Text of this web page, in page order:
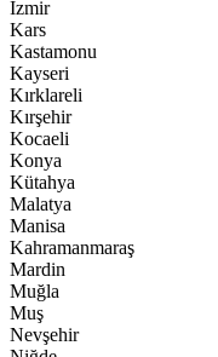
İzmir
Kars
Kastamonu
Kayseri
Kırklareli
Kırşehir
Kocaeli
Konya
Kütahya
Malatya
Manisa
Kahramanmaraş
Mardin
Muğla
Muş
Nevşehir